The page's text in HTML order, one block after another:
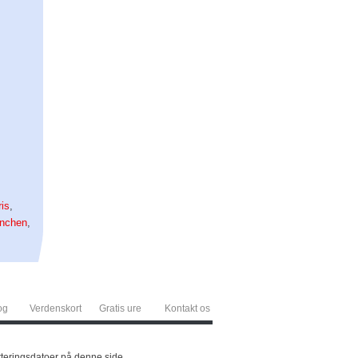
,
,
Verdenskort Gratis ure Kontakt os